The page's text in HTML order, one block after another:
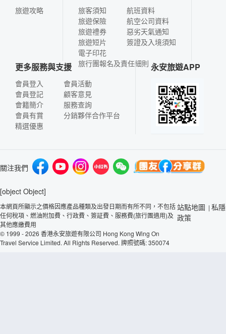
旅遊攻略
旅客須知
旅遊保險
旅遊禮券
旅遊短片
電子印花
航班資料
航空公司資料
惡劣天氣通知
簽證及入境須知
旅行團報名及責任細則
更多服務與支援
會員登入
會員登記
會籍簡介
會員有賞
精選優惠
會員活動
顧客意見
服務查詢
分銷夥伴合作平台
永安旅遊APP
關注我們
[object Object]
本網頁所顯示之價格因應產品種類及出發日期而有所不同，不包括
任何稅項、燃油附加費、行政費、簽証費、服務費(旅行團適用)及
其他應繳費用
© 1999 - 2026 香港永安旅遊有限公司 Hong Kong Wing On
Travel Service Limited. All Rights Reserved. 牌照號碼: 350074
站點地圖 | 私隱
政策